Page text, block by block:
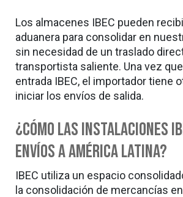
Los almacenes IBEC pueden
aduanera para consolidar en
sin necesidad de un traslado
transportista saliente. Una vez
entrada IBEC, el importador tiene
iniciar los envíos de salida.
¿Cómo las instalaciones
Envíos a América Latina?
IBEC utiliza un espacio
la consolidación de mercancías